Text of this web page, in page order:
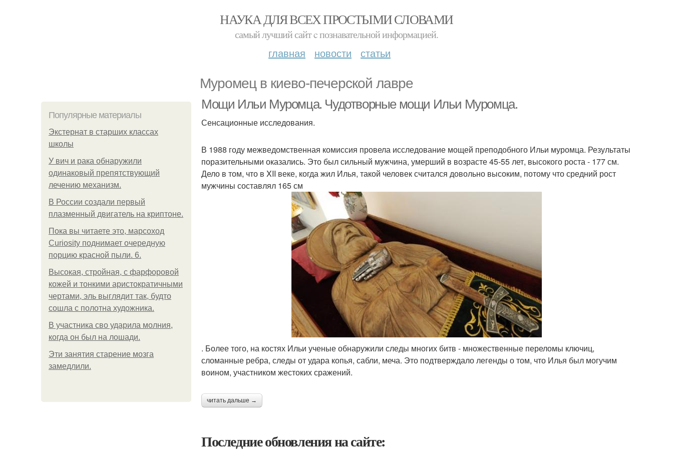
НАУКА ДЛЯ ВСЕХ ПРОСТЫМИ СЛОВАМИ
самый лучший сайт c познавательной информацией.
главная новости статьи
Муромец в киево-печерской лавре
Популярные материалы
Экстернат в старших классах
школы
У вич и рака обнаружили
одинаковый препятствующий
лечению механизм.
В России создали первый
плазменный двигатель на криптоне.
Пока вы читаете это, марсоход
Curiosity поднимает очередную
порцию красной пыли. 6.
Высокая, стройная, с фарфоровой
кожей и тонкими аристократичными
чертами, эль выглядит так, будто
сошла с полотна художника.
В участника сво ударила молния,
когда он был на лошади.
Эти занятия старение мозга
замедлили.
Мощи Ильи Муромца. Чудотворные мощи Ильи Муромца.
Сенсационные исследования.
В 1988 году межведомственная комиссия провела исследование мощей преподобного Ильи муромца. Результаты
поразительными оказались. Это был сильный мужчина, умерший в возрасте 45-55 лет, высокого роста - 177 см.
Дело в том, что в XII веке, когда жил Илья, такой человек считался довольно высоким, потому что средний рост
мужчины составлял 165 см
. Более того, на костях Ильи ученые обнаружили следы многих битв - множественные переломы ключиц,
сломанные ребра, следы от удара копья, сабли, меча. Это подтверждало легенды о том, что Илья был могучим
воином, участником жестоких сражений.
читать дальше →
Последние обновления на сайте: